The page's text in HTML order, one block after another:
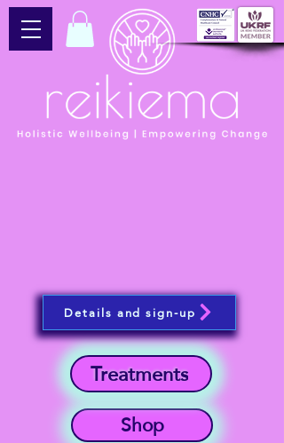
Shop
Treatments
Details and sign-up